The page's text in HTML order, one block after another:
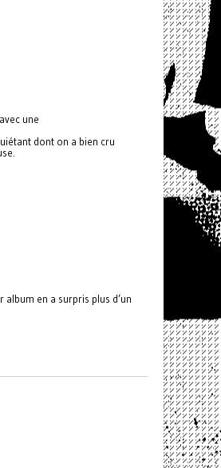
une
dont on a bien cru
en a surpris plus d’un